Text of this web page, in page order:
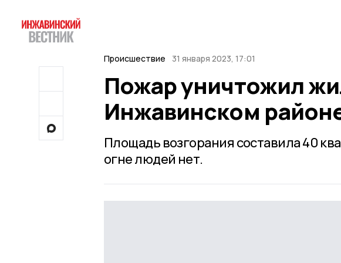
Происшествие 31 января 2023, 17:01
Пожар уничтожил
Инжавинском
Площадь возгорания составила 40
огне людей нет.